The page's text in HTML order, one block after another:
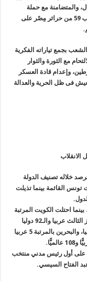
والمتضامنة مع حملة
“البنات لازم تخرج”؛ حيث يقبع فى سجون الانقلاب 59 من حرائر مِصْر على
.
بجمع تياراته الفكرية
للانتفاض فى موجة 25 يناير 2016 والالتحام مع الثورة والثوار
المتورطين، وإعدام قادة العسكر
فى ظل الحرية والعدالة
الانقلاب
خلاله تصنيف الدولة
تونس القائمة بينما تذيلت
.
والأولى عربيًّا، بينما احتلت الكويت المرتبة
الثانية عربيا والـ85 دوليا، وجاءت لبنان في المركز الثالث عربيا والـ92 دوليا
تلتها المغرب في المرتبة الرابعة عربيا والـ99 دوليا، والبحرين بالمرتبة 5 عربيا
.
وكانت مِصْر قد شهدت انقلابًا عسكريًّا عام 2013 على أول رئيس مدني منتخب
الفتاح السيسي.